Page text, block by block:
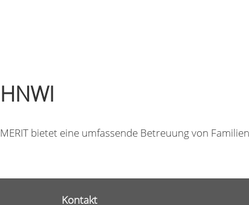
HNWI
MERIT bietet eine umfassende Betreuung von
Kontakt